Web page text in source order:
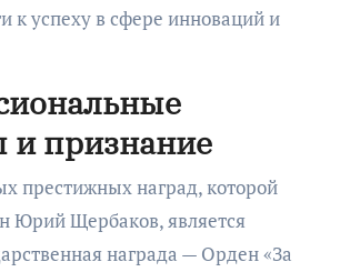
к успеху в сфере инноваций и
и признание
престижных наград, которой
Юрий Щербаков, является
награда — Орден «За